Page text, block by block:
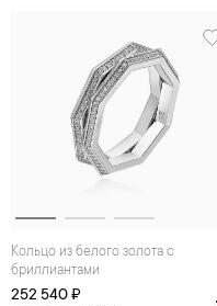
Кольцо из белого золота с
бриллиантами
252 540 ₽